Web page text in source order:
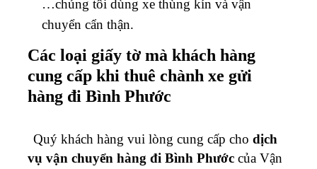
…chúng tôi dùng xe thùng kín và vận
chuyển cẩn thận.
Các loại giấy tờ mà khách hàng
cung cấp khi thuê chành xe gửi
hàng đi Bình Phước
Quý khách hàng vui lòng cung cấp cho dịch
vụ vận chuyển hàng đi Bình Phước của Vận